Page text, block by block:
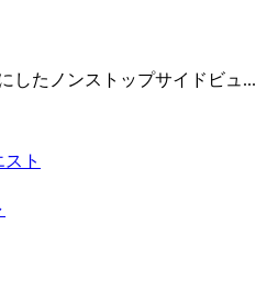
したノンストップサイドビュ...